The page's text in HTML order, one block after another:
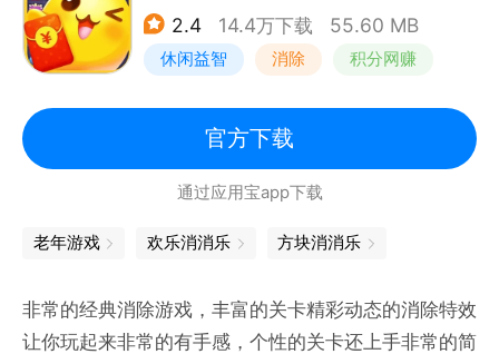
2.4 14.4万下载 55.60 MB
休闲益智 消除 积分网赚
官方下载
通过应用宝app下载
老年游戏 欢乐消消乐 方块消消乐
非常的经典消除游戏，丰富的关卡精彩动态的消除特效
让你玩起来非常的有手感，个性的关卡还上手非常的简